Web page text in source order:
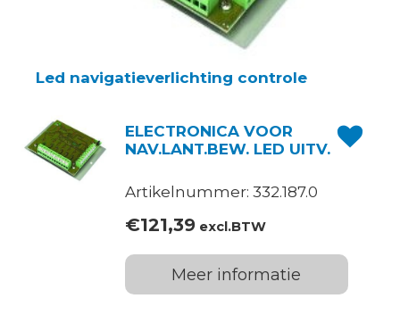
Led navigatieverlichting controle
ELECTRONICA VOOR
NAV.LANT.BEW. LED UITV.
Artikelnummer: 332.187.0
€121,39excl.BTW
Meer informatie